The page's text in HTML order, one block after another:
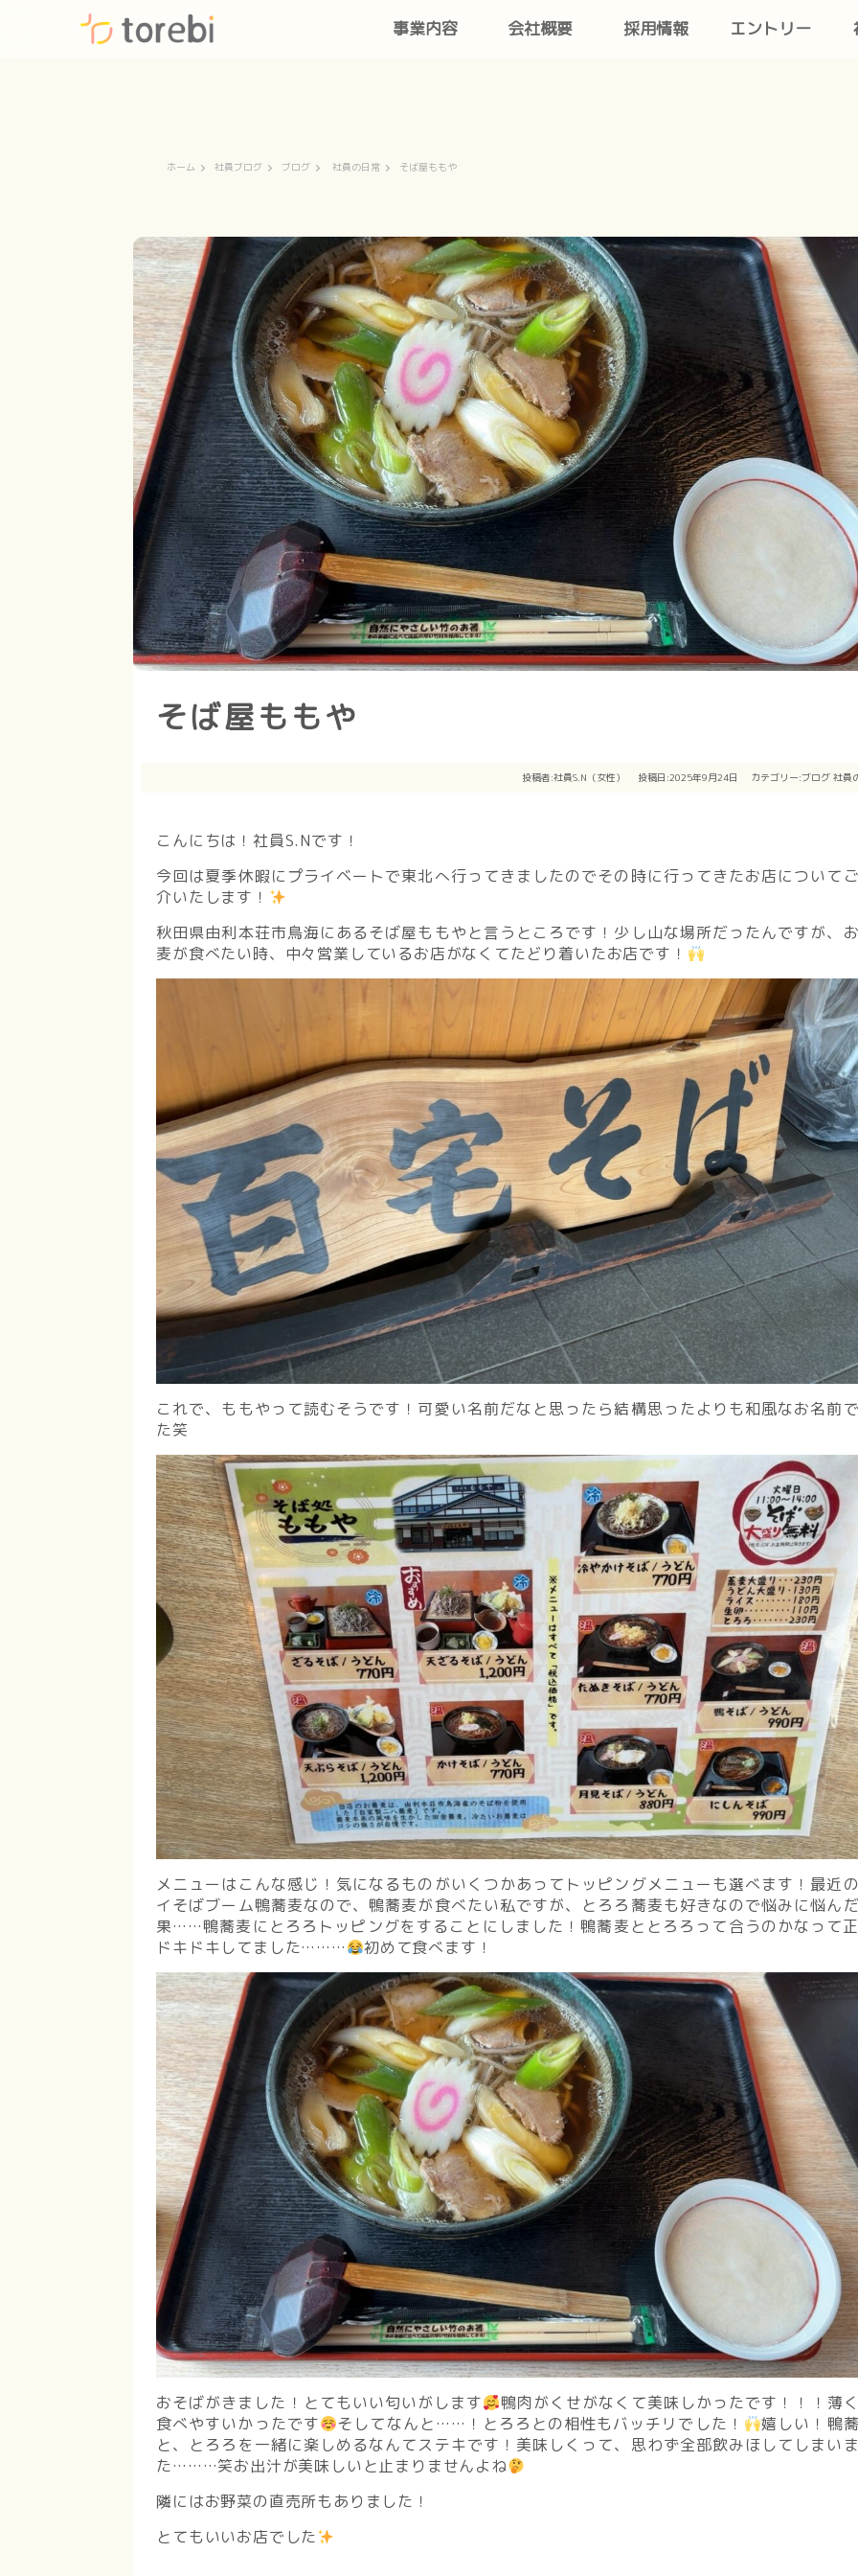
事業内容 会社概要 採用情報 エントリー
ホーム 社員ブログ ブログ 社員の日常 そば屋ももや
そば屋ももや
投稿者:社員S.N（女性） 投稿日:2025年9月24日 カテゴリー:ブログ 社員
こんにちは！社員S.Nです！
今回は夏季休暇にプライベートで東北へ行ってきましたのでその時に行ってきたお店について
介いたします！
秋田県由利本荘市鳥海にあるそば屋ももやと言うところです！少し山な場所だったんですが、
麦が食べたい時、中々営業しているお店がなくてたどり着いたお店です！
これで、ももやって読むそうです！可愛い名前だなと思ったら結構思ったよりも和風なお名前
た笑
メニューはこんな感じ！気になるものがいくつかあってトッピングメニューも選べます！最近
イそばブーム鴨蕎麦なので、鴨蕎麦が食べたい私ですが、とろろ蕎麦も好きなので悩みに悩ん
果……鴨蕎麦にとろろトッピングをすることにしました！鴨蕎麦ととろろって合うのかなって
ドキドキしてました………
初めて食べます！
おそばがきました！とてもいい匂いがします
鴨肉がくせがなくて美味しかったです！！！薄
食べやすいかったです
そしてなんと……！とろろとの相性もバッチリでした！
嬉しい！鴨
と、とろろを一緒に楽しめるなんてステキです！美味しくって、思わず全部飲みほしてしまい
た………笑お出汁が美味しいと止まりませんよね
隣にはお野菜の直売所もありました！
とてもいいお店でした